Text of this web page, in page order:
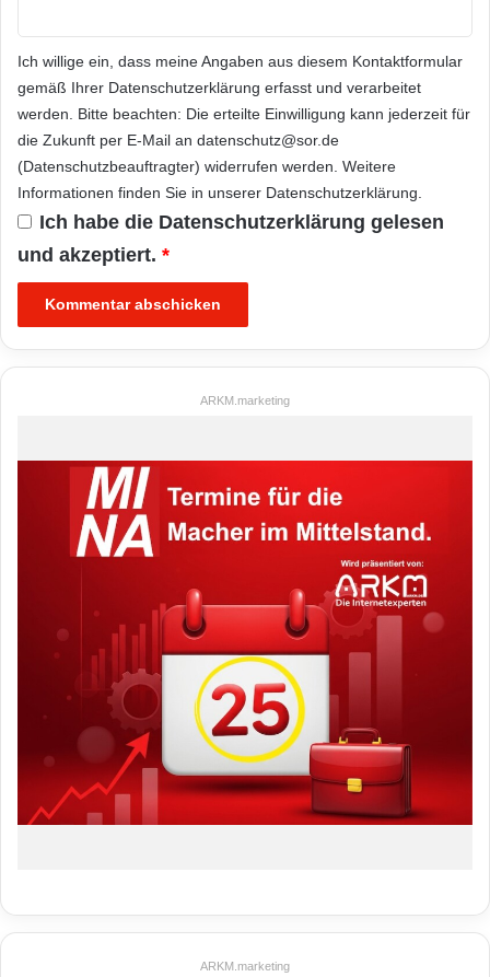
Ich willige ein, dass meine Angaben aus diesem Kontaktformular
gemäß Ihrer Datenschutzerklärung erfasst und verarbeitet
werden. Bitte beachten: Die erteilte Einwilligung kann jederzeit für
die Zukunft per E-Mail an datenschutz@sor.de
(Datenschutzbeauftragter) widerrufen werden. Weitere
Informationen finden Sie in unserer Datenschutzerklärung
Ich habe die Datenschutzerklärung gelesen
und akzeptiert. *
ARKM.marketing
ARKM.marketing